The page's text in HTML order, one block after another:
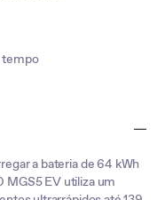
tempo
a bateria de 64 kWh
MGS5 EV utiliza um